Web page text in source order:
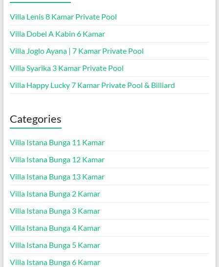
Villa Lenis 8 Kamar Private Pool
Villa Dobel A Kabin 6 Kamar
Villa Joglo Ayana | 7 Kamar Private Pool
Villa Syarika 3 Kamar Private Pool
Villa Happy Lucky 7 Kamar Private Pool & Billiard
Categories
Villa Istana Bunga 11 Kamar
Villa Istana Bunga 12 Kamar
Villa Istana Bunga 13 Kamar
Villa Istana Bunga 2 Kamar
Villa Istana Bunga 3 Kamar
Villa Istana Bunga 4 Kamar
Villa Istana Bunga 5 Kamar
Villa Istana Bunga 6 Kamar